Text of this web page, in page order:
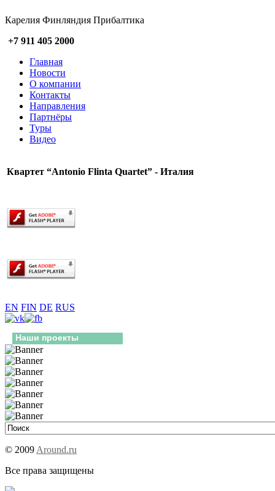
Карелия Финляндия Прибалтика
+7 911 405 2000
Главная
Новости
О компании
Контакты
Направления
Партнёры
Туры
Видео
Квартет “Antonio Flinta Quartet” - Италия
EN FIN DE RUS
Наши проекты
© 2009 Around.ru
Все права защищены